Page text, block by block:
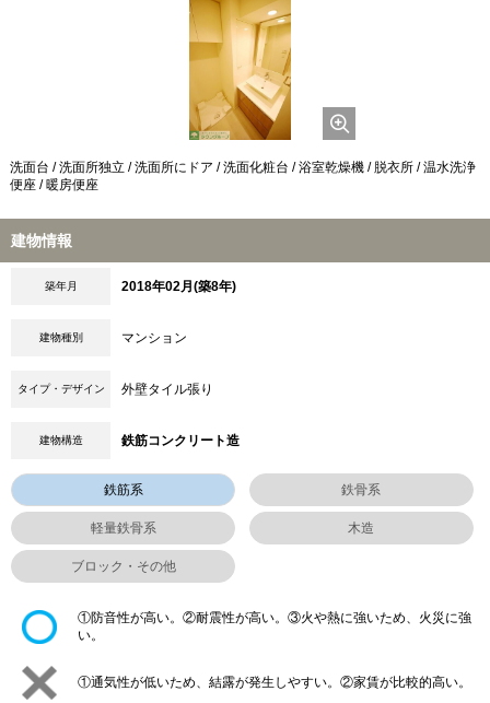
洗面台 / 洗面所独立 / 洗面所にドア / 洗面化粧台 / 浴室乾燥機 / 脱衣所 / 温水洗浄
便座 / 暖房便座
建物情報
築年月 2018年02月(築8年)
建物種別 マンション
タイプ・デザイン 外壁タイル張り
建物構造 鉄筋コンクリート造
鉄筋系 鉄骨系
軽量鉄骨系 木造
ブロック・その他
①防音性が高い。②耐震性が高い。③火や熱に強いため、火災に強
い。
①通気性が低いため、結露が発生しやすい。②家賃が比較的高い。